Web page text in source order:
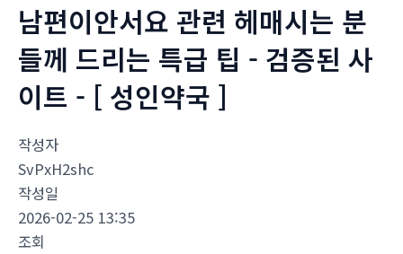
남편이안서요 관련 헤매시는 분
들께 드리는 특급 팁 - 검증된 사
이트 - [ 성인약국 ]
작성자
SvPxH2shc
작성일
2026-02-25 13:35
조회